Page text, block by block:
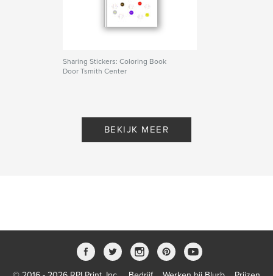
Sharing Stickers: Coloring Book
Door Tsmith Center
BEKIJK MEER